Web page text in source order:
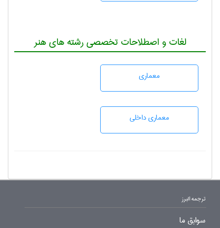
لغات و اصطلاحات تخصصی رشته های هنر
معماری
معماری داخلی
ترجمه البرز
سوابق ما